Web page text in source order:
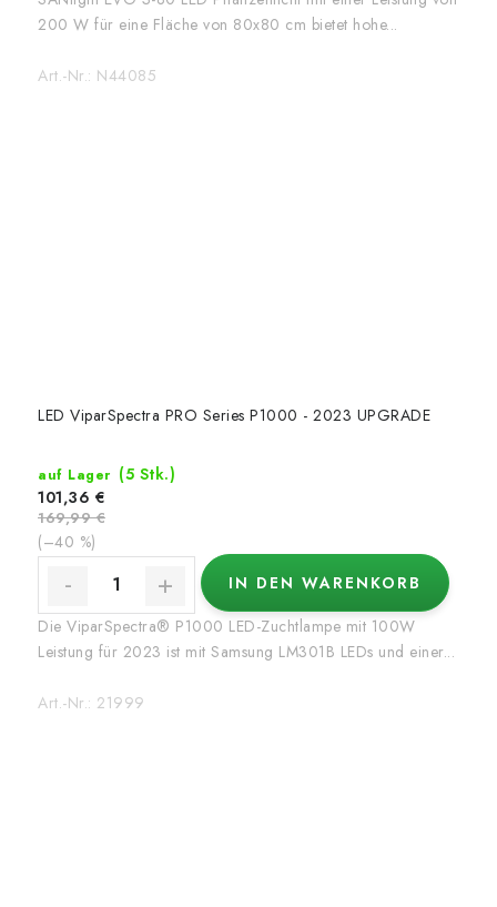
200 W für eine Fläche von 80x80 cm bietet hohe...
Art.-Nr.: N44085
LED ViparSpectra PRO Series P1000 - 2023 UPGRADE
auf Lager (5 Stk.)
101,36 €
169,99 €
(–40 %)
IN DEN WARENKORB
Die ViparSpectra® P1000 LED-Zuchtlampe mit 100W
Leistung für 2023 ist mit Samsung LM301B LEDs und einer...
Art.-Nr.: 21999